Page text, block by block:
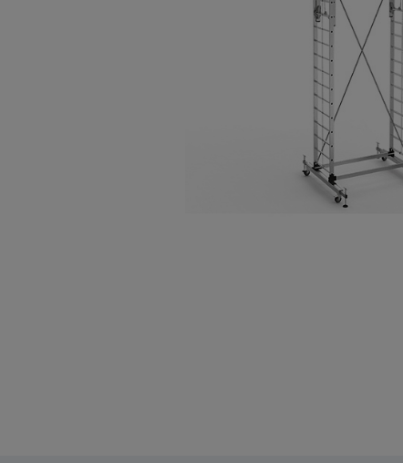
Тачки строительные и садовые
Лестницы и стремянки
Штукатурные комплекты
Сварочные аппараты
Металл и металлообработка